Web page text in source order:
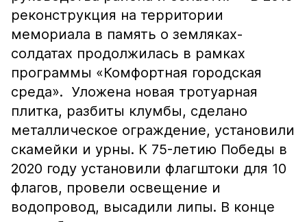
реконструкция на территории
мемориала в память о земляках-
солдатах продолжилась в рамках
программы «Комфортная городская
среда». Уложена новая тротуарная
плитка, разбиты клумбы, сделано
металлическое ограждение, установили
скамейки и урны. К 75-летию Победы в
2020 году установили флагштоки для 10
флагов, провели освещение и
водопровод, высадили липы. В конце